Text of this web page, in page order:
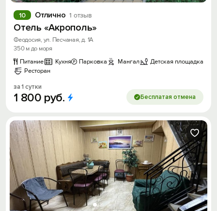
Отлично 1 отзыв
10
Отель «Акрополь»
Феодосия, ул. Песчаная, д. 1А
350 м до моря
Питание
Кухня Парковка Мангал
Детская площадка
Ресторан
за 1 сутки
1 800 руб. Бесплатая отмена